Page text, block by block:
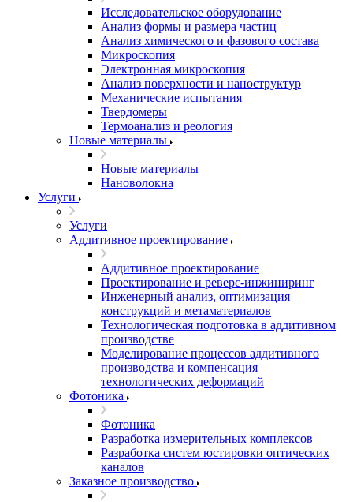
Исследовательское оборудование
Анализ формы и размера частиц
Анализ химического и фазового состава
Микроскопия
Электронная микроскопия
Анализ поверхности и наноструктур
Механические испытания
Твердомеры
Термоанализ и реология
Новые материалы
Новые материалы
Нановолокна
Услуги
Услуги
Аддитивное проектирование
Аддитивное проектирование
Проектирование и реверс-инжиниринг
Инженерный анализ, оптимизация
конструкций и метаматериалов
Технологическая подготовка в аддитивном
производстве
Моделирование процессов аддитивного
производства и компенсация
технологических деформаций
Фотоника
Фотоника
Разработка измерительных комплексов
Разработка систем юстировки оптических
каналов
Заказное производство